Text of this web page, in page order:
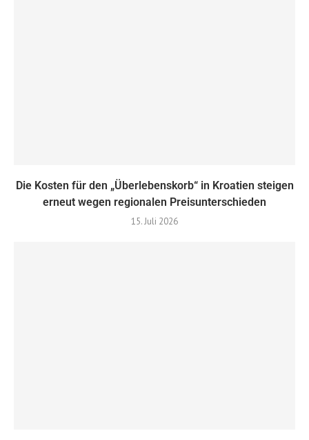
Die Kosten für den „Überlebenskorb“ in Kroatien steigen
erneut wegen regionalen Preisunterschieden
15. Juli 2026